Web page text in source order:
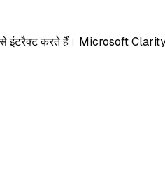
कैसे इंटरैक्ट करते हैं। Microsoft